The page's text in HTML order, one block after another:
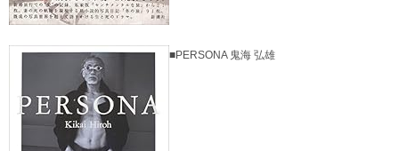
■PERSONA 鬼海 弘雄